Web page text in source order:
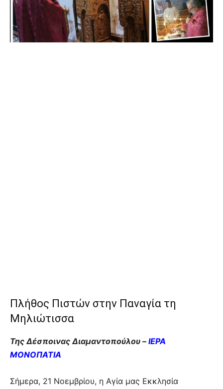
Πλήθος Πιστών στην Παναγία τη
Μηλιώτισσα
Της Δέσποινας Διαμαντοπούλου –ΙΕΡΑ
ΜΟΝΟΠΑΤΙΑ
Σήμερα, 21 Νοεμβρίου, η Αγία μας Εκκλησία